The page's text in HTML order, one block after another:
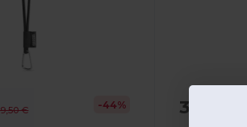
€ -44% 37,87 €